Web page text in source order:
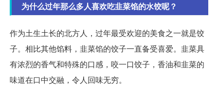
为什么过年那么多人喜欢吃韭菜馅的水饺呢？
作为土生土长的北方人，过年最受欢迎的美食之一就是饺
子。相比其他馅料，韭菜馅的饺子一直备受喜爱。韭菜具
有浓烈的香气和特殊的口感，咬一口饺子，香油和韭菜的
味道在口中交融，令人回味无穷。